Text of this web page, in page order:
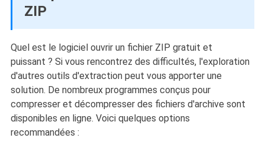
ZIP
Quel est le logiciel ouvrir un fichier ZIP gratuit et
puissant ? Si vous rencontrez des difficultés, l'exploration
d'autres outils d'extraction peut vous apporter une
solution. De nombreux programmes conçus pour
compresser et décompresser des fichiers d'archive sont
disponibles en ligne. Voici quelques options
recommandées :